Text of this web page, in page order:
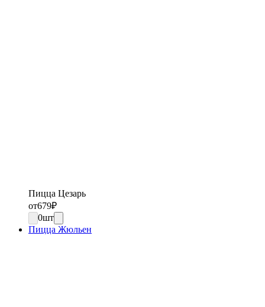
Пицца Цезарь
от679₽
0шт
Пицца Жюльен